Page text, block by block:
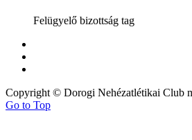
Felügyelő bizottság tag
Copyright © Dorogi Nehézatlétikai Club
Go to Top